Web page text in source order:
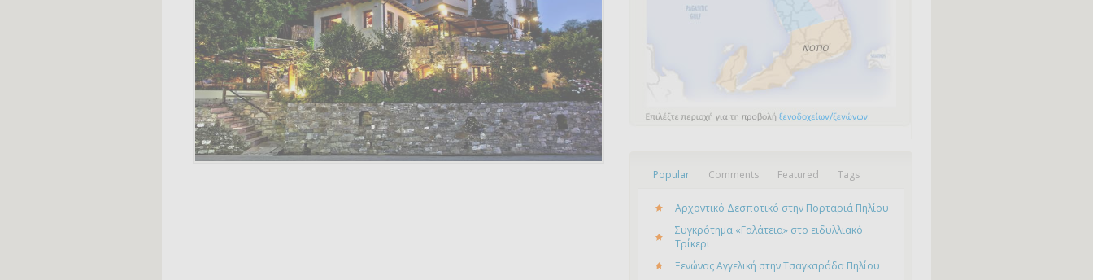
Popular Comments Featured Tags
Αρχοντικό Δεσποτικό στην Πορταριά Πηλίου
Συγκρότημα «Γαλάτεια» στο ειδυλλιακό
Τρίκερι
Ξενώνας Αγγελική στην Τσαγκαράδα Πηλίου